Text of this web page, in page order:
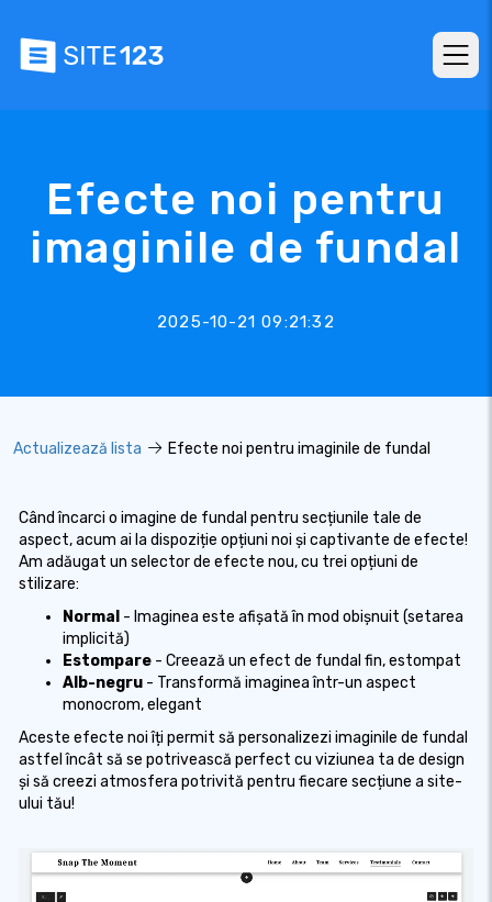
Efecte noi pentru
imaginile de fundal
2025-10-21 09:21:32
Actualizează lista Efecte noi pentru imaginile de fundal
Când încarci o imagine de fundal pentru secțiunile tale de
aspect, acum ai la dispoziție opțiuni noi și captivante de efecte!
Am adăugat un selector de efecte nou, cu trei opțiuni de
stilizare:
Normal - Imaginea este afișată în mod obișnuit (setarea
implicită)
Estompare - Creează un efect de fundal fin, estompat
Alb-negru - Transformă imaginea într-un aspect
monocrom, elegant
Aceste efecte noi îți permit să personalizezi imaginile de fundal
astfel încât să se potrivească perfect cu viziunea ta de design
și să creezi atmosfera potrivită pentru fiecare secțiune a site-
ului tău!